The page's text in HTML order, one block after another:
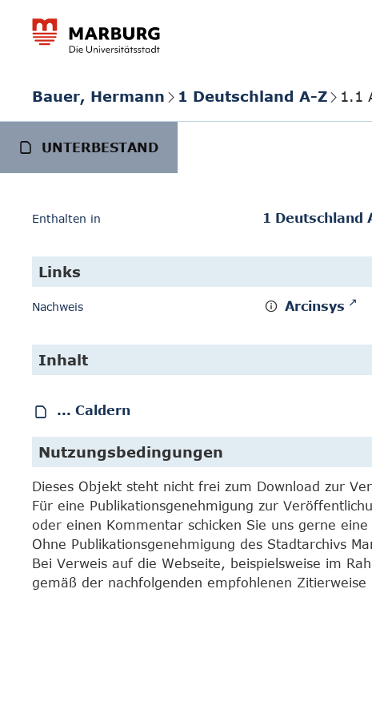
Bauer, Hermann 1 Deutschland A-Z 1.1
UNTERBESTAND
Enthalten in 1 Deutschland
Links
Nachweis Arcinsys
Inhalt
... Caldern
Nutzungsbedingungen
Dieses Objekt steht nicht frei zum Download zur
Für eine Publikationsgenehmigung zur
oder einen Kommentar schicken Sie uns gerne eine
Ohne Publikationsgenehmigung des Stadtarchivs
Bei Verweis auf die Webseite, beispielsweise im
gemäß der nachfolgenden empfohlenen Zitierweise